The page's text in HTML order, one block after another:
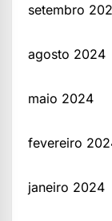
setembro
agosto 2024
maio 2024
fevereiro
janeiro 2024